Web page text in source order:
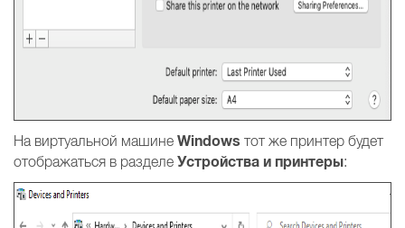
На виртуальной машине Windows тот же принтер будет
отображаться в разделе Устройства и принтеры: